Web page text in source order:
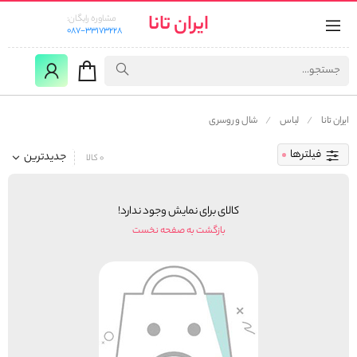
ایران تانا
مشاوره رایگان:
087-33173228
ایران تانا لباس شال و روسری
فیلترها جدیدترین 0 کالا
کالای برای نمایش وجود ندارد!
بازگشت به صفحه نخست